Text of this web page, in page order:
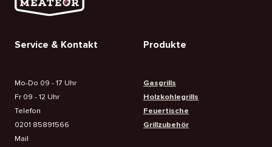
Service & Kontakt
Mo-Do 09 - 17 Uhr
Fr 09 - 12 Uhr
Telefon
0201 85891566
Mail
Produkte
Gasgrills
Holzkohlegrills
Feuertische
Grillzubehör